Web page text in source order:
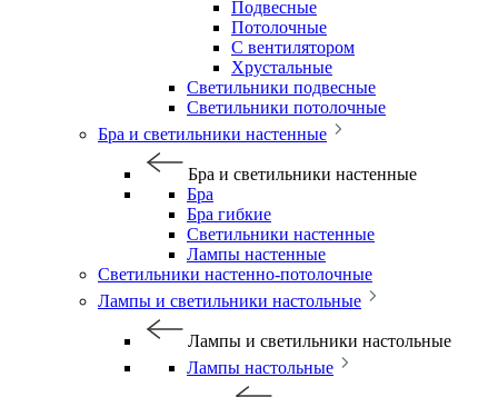
Подвесные
Потолочные
С вентилятором
Хрустальные
Светильники подвесные
Светильники потолочные
Бра и светильники настенные
Бра и светильники настенные
Бра
Бра гибкие
Светильники настенные
Лампы настенные
Светильники настенно-потолочные
Лампы и светильники настольные
Лампы и светильники настольные
Лампы настольные